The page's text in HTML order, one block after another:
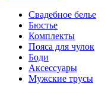
Свадебное белье
Бюстье
Комплекты
Пояса для чулок
Боди
Аксессуары
Мужские трусы